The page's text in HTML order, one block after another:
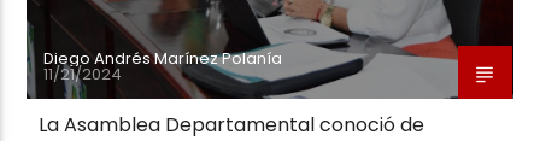
Diego Andrés Marínez Polanía
11/21/2024
La Asamblea Departamental conoció de